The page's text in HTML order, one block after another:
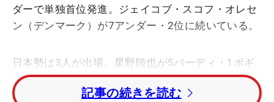
ダーで単独首位発進。ジェイコブ・スコフ・オレセ
ン（デンマーク）が7アンダー・2位に続いている。
日本勢は3人が出場。星野陸也が5バーディ・1ボギ
ーの「67」で回り、首位と4打差の4アンダー・16
位タイで滑り出した。記事の続きを読む